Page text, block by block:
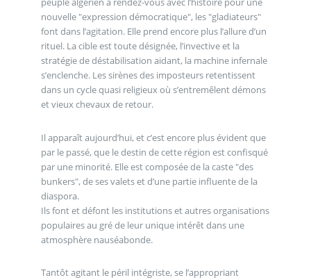
nouvelle "expression démocratique", les "gladiateurs"
font dans l’agitation. Elle prend encore plus l’allure d’un
rituel. La cible est toute désignée, l’invective et la
stratégie de déstabilisation aidant, la machine infernale
s’enclenche. Les sirènes des imposteurs retentissent
dans un cycle quasi religieux où s’entremêlent démons
et vieux chevaux de retour.
Il apparaît aujourd’hui, et c’est encore plus évident que
par le passé, que le destin de cette région est confisqué
par une minorité. Elle est composée de la caste "des
bunkers", de ses valets et d’une partie influente de la
diaspora.
Ils font et défont les institutions et autres organisations
populaires au gré de leur unique intérêt dans une
atmosphère nauséabonde.
Tantôt agitant le péril intégriste, se l’appropriant